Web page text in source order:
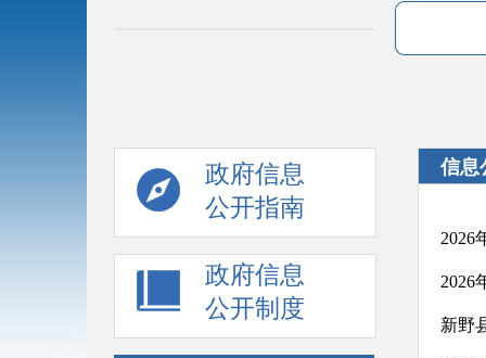
政府信息
公开指南
政府信息
公开制度
信息
2026
2026
新野